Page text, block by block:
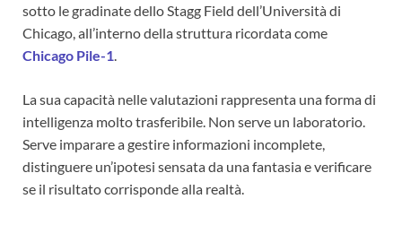
sotto le gradinate dello Stagg Field dell’Università di
Chicago, all’interno della struttura ricordata come
Chicago Pile-1.
La sua capacità nelle valutazioni rappresenta una forma di
intelligenza molto trasferibile. Non serve un laboratorio.
Serve imparare a gestire informazioni incomplete,
distinguere un’ipotesi sensata da una fantasia e verificare
se il risultato corrisponde alla realtà.